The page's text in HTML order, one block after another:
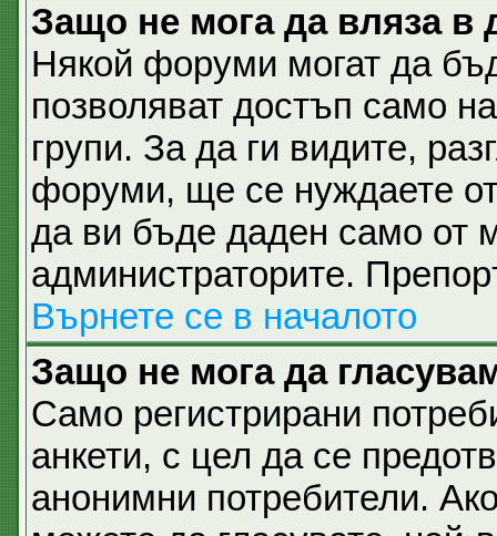
Защо не мога да вляза
Някой форуми могат да
позволяват достъп само
групи. За да ги видите,
форуми, ще се нуждаете
да ви бъде даден само от
администраторите.
Върнете се в началото
Защо не мога да
Само регистрирани
анкети, с цел да се
анонимни потребители.